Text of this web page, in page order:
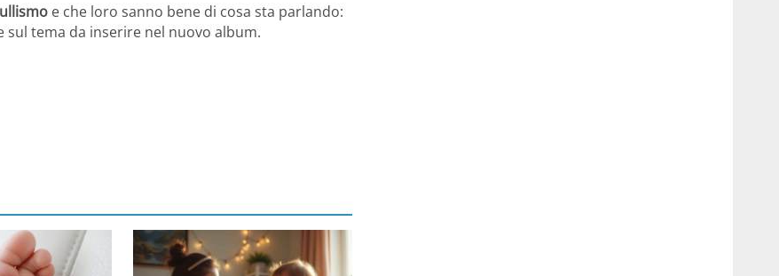
e che loro sanno bene di cosa sta parlando:
sul tema da inserire nel nuovo album.